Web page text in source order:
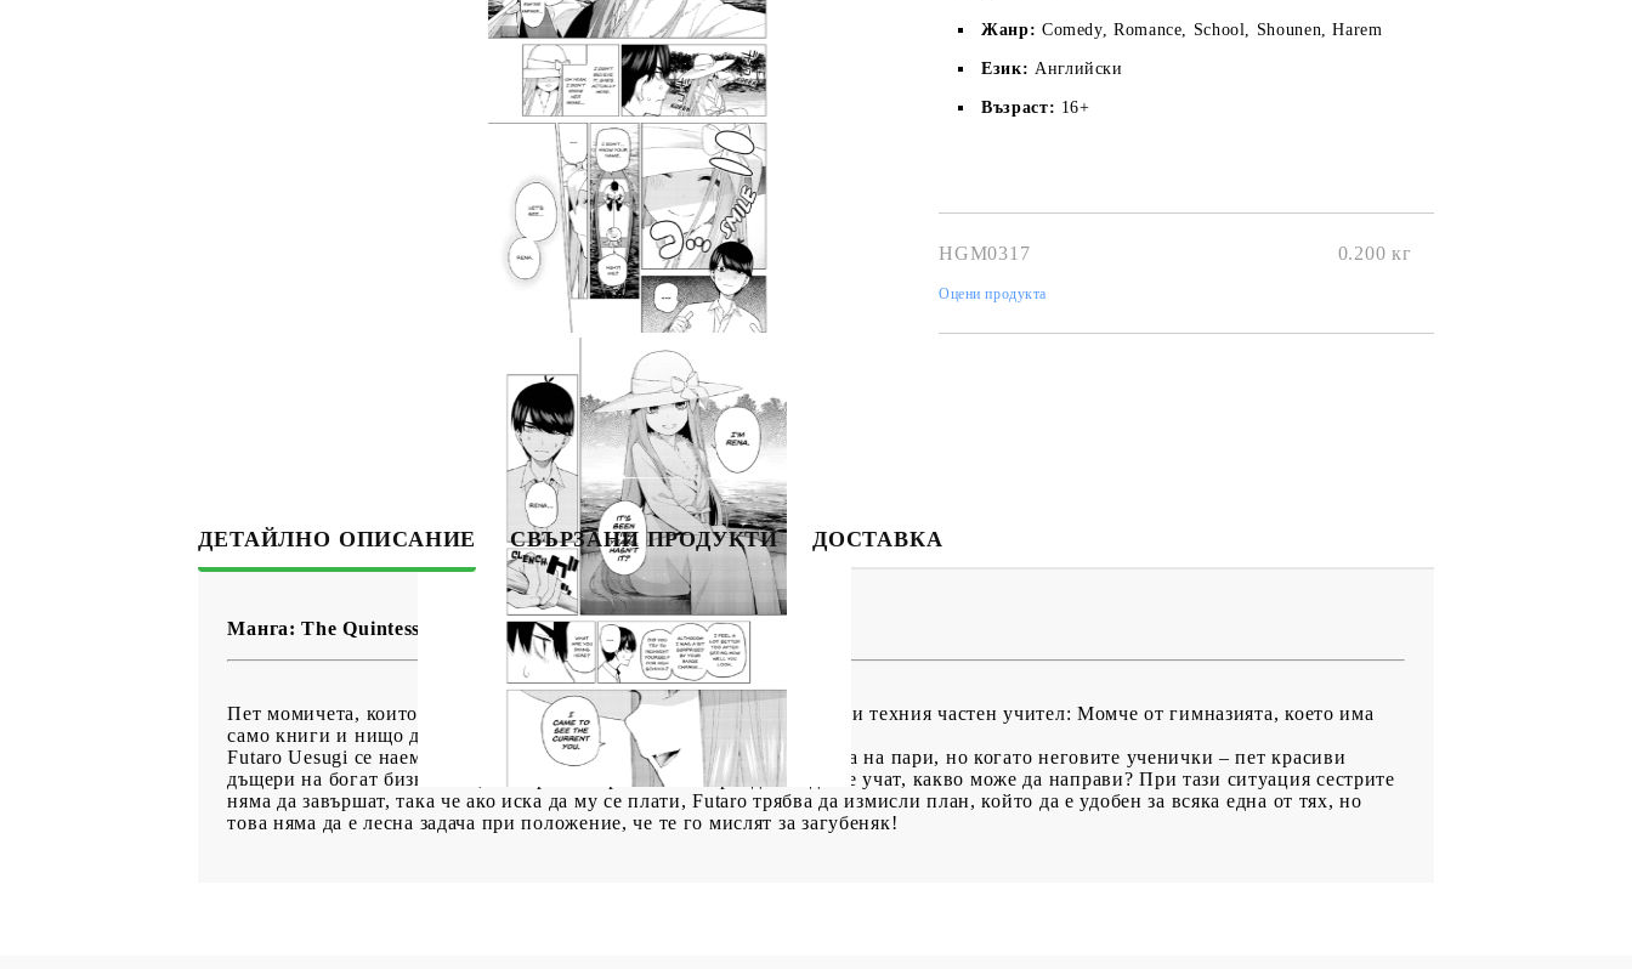
Моят профил
Вход Регистрация
USD
BG RO
Share Tweet
Жанр: Comedy, Romance, School, Shounen, Harem
Език: Английски
Възраст: 16+
HGM0317 0.200 кг
Оцени продукта
ДЕТАЙЛНО ОПИСАНИЕ СВЪРЗАНИ ПРОДУКТИ ДОСТАВКА
Манга: The Quintessential Quintuplets 6
Пет момичета, които искат да правят всичко друго, но не и да учат, и техния частен учител: Момче от гимназията, което има
само книги и нищо друго.
Futaro Uesugi се наем да бъде частен учител, поради отчаяната липса на пари, но когато неговите ученички – пет красиви
дъщери на богат бизнесмен, намират пет различни оправдания да не учат, какво може да направи? При тази ситуация сестрите
няма да завършат, така че ако иска да му се плати, Futaro трябва да измисли план, който да е удобен за всяка една от тях, но
това няма да е лесна задача при положение, че те го мислят за загубеняк!